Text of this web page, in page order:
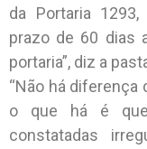
da Portaria
prazo de 60 dias
portaria”, diz a
“Não há diferença
o que há é
constatadas